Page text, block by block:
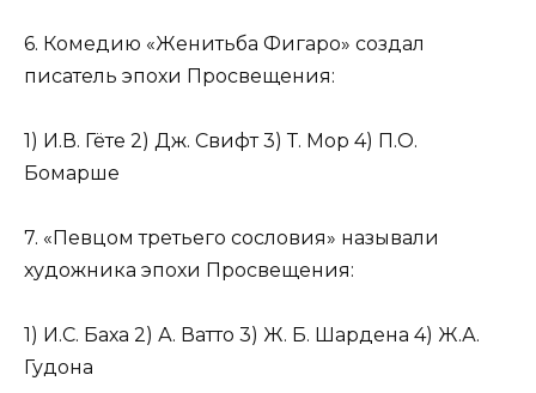
6. Комедию «Женитьба Фигаро» создал
писатель эпохи Просвещения:
1) И.В. Гёте 2) Дж. Свифт 3) Т. Мор 4) П.О.
Бомарше
7. «Певцом третьего сословия» называли
художника эпохи Просвещения:
1) И.С. Баха 2) А. Ватто 3) Ж. Б. Шардена 4) Ж.А.
Гудона